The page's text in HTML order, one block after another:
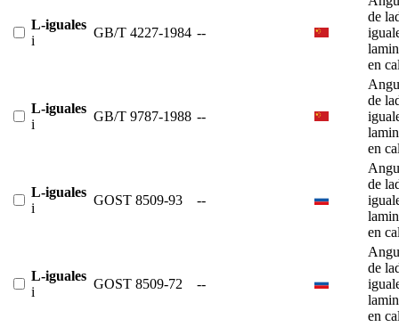
L-iguales
i
GB/T 4227-1984 --
de
en
L-iguales
i
GB/T 9787-1988 --
de
en
L-iguales
i
GOST 8509-93 --
de
en
L-iguales
i
GOST 8509-72 --
de
en